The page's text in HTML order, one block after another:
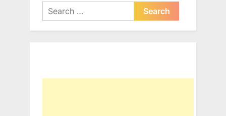
Search
for: